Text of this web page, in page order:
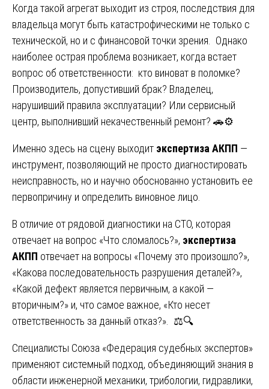
Когда такой агрегат выходит из строя, последствия для
владельца могут быть катастрофическими не только с
технической, но и с финансовой точки зрения. Однако
наиболее острая проблема возникает, когда встает
вопрос об ответственности: кто виноват в поломке?
Производитель, допустивший брак? Владелец,
нарушивший правила эксплуатации? Или сервисный
центр, выполнивший некачественный ремонт? 🚗⚙️
Именно здесь на сцену выходит экспертиза АКПП —
инструмент, позволяющий не просто диагностировать
неисправность, но и научно обоснованно установить ее
первопричину и определить виновное лицо.
В отличие от рядовой диагностики на СТО, которая
отвечает на вопрос «Что сломалось?», экспертиза
АКПП отвечает на вопросы «Почему это произошло?»,
«Какова последовательность разрушения деталей?»,
«Какой дефект является первичным, а какой —
вторичным?» и, что самое важное, «Кто несет
ответственность за данный отказ?». ⚖️🔍
Специалисты Союза «Федерация судебных экспертов»
применяют системный подход, объединяющий знания в
области инженерной механики, трибологии, гидравлики,